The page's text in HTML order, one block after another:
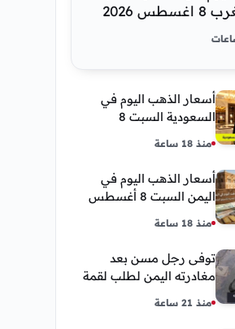
في المغرب 8 اغسطس 2026
الذهب
أسعار الذهب اليوم في
السعودية السبت 8
مباشر
منذ 18 ساعة
أسعار الذهب اليوم في
اليمن السبت 8 أغسطس
وعدن
منذ 18 ساعة
توفى رجل مسن بعد
مغادرته اليمن لطلب لقمة
يقدمها لإبنته
منذ 21 ساعة